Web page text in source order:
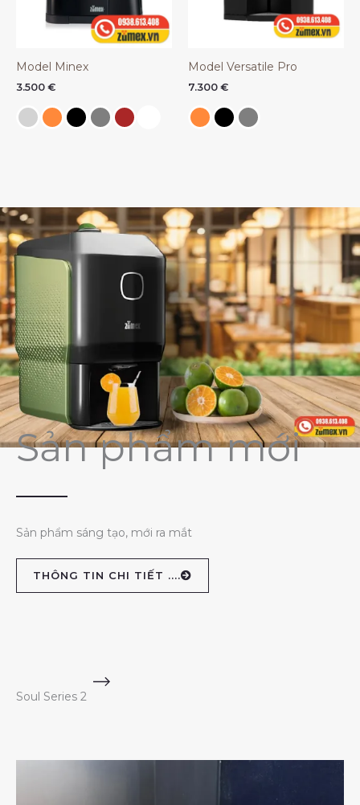
Model Minex
3.500 €
Model Versatile Pro
7.300 €
Sản phẩm mới
Sản phẩm sáng tạo, mới ra mắt
THÔNG TIN CHI TIẾT ....
Soul Series 2